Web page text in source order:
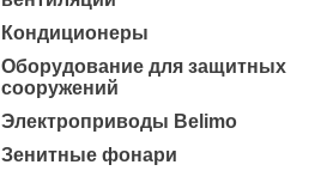
Кондиционеры
Оборудование для защитных
сооружений
Электроприводы Belimo
Зенитные фонари